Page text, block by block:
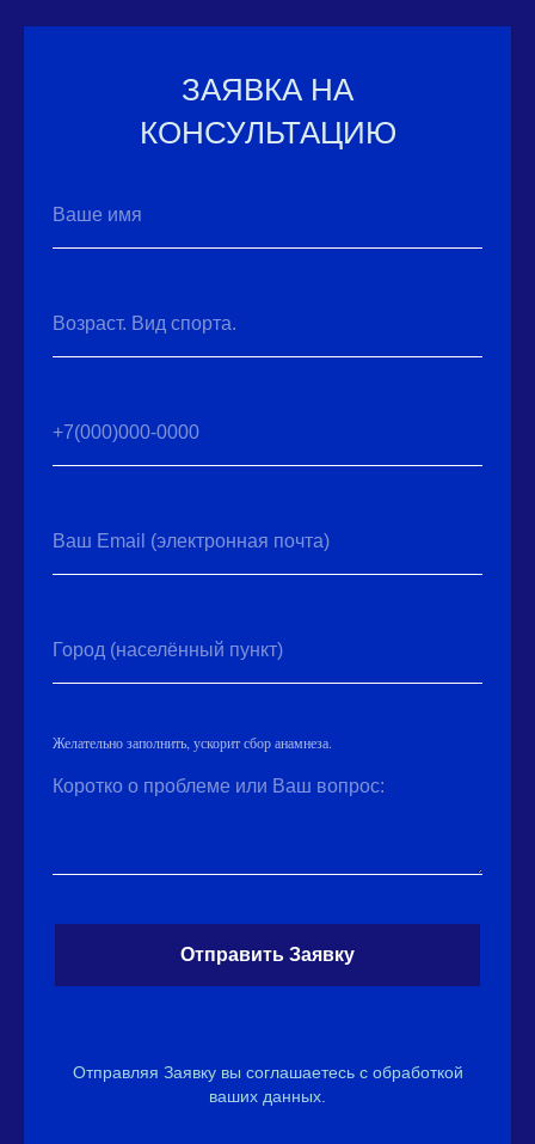
ЗАЯВКА НА
КОНСУЛЬТАЦИЮ
Ваше имя
Возраст. Вид спорта.
+7(000)000-0000
Ваш Email (электронная почта)
Город (населённый пункт)
Желательно заполнить, ускорит сбор анамнеза.
Коротко о проблеме или Ваш вопрос:
Отправить Заявку
Отправляя Заявку вы соглашаетесь с обработкой
ваших данных.